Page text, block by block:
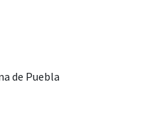
de Puebla